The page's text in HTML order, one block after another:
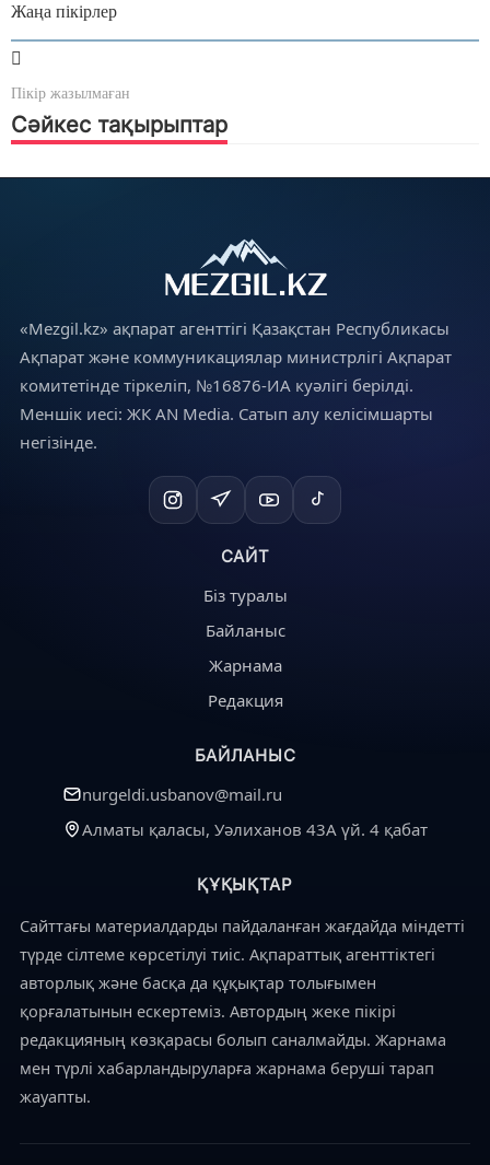
Жаңа пікірлер
Пікір жазылмаған
Сәйкес тақырыптар
«Mezgil.kz» ақпарат агенттігі Қазақстан Республикасы
Ақпарат және коммуникациялар министрлігі Ақпарат
комитетінде тіркеліп, №16876-ИА куәлігі берілді.
Меншік иесі: ЖК AN Media. Сатып алу келісімшарты
негізінде.
САЙТ
Біз туралы
Байланыс
Жарнама
Редакция
БАЙЛАНЫС
nurgeldi.usbanov@mail.ru
Алматы қаласы, Уәлиханов 43А үй. 4 қабат
ҚҰҚЫҚТАР
Сайттағы материалдарды пайдаланған жағдайда міндетті
түрде сілтеме көрсетілуі тиіс. Ақпараттық агенттіктегі
авторлық және басқа да құқықтар толығымен
қорғалатынын ескертеміз. Автордың жеке пікірі
редакцияның көзқарасы болып саналмайды. Жарнама
мен түрлі хабарландыруларға жарнама беруші тарап
жауапты.